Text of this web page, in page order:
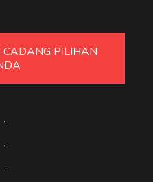
CADANG PILIHAN